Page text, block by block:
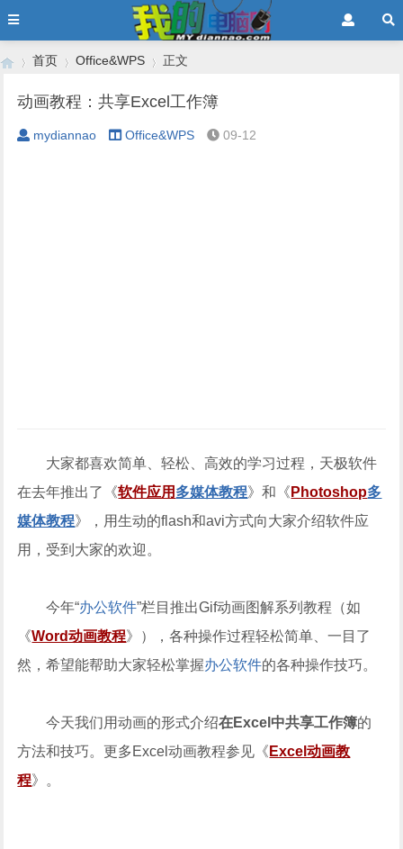
›
首页
›
Office&WPS
›
正文
动画教程：共享Excel工作簿
mydiannao Office&WPS 09-12
大家都喜欢简单、轻松、高效的学习过程，天极软件
在去年推出了《软件应用 多媒体教程》和《 Photoshop多
媒体教程》，用生动的flash和avi方式向大家介绍软件应
用，受到大家的欢迎。
今年“办公软件”栏目推出Gif动画图解系列教程（如
《Word动画教程》），各种操作过程轻松简单、一目了
然，希望能帮助大家轻松掌握办公软件的各种操作技巧。
今天我们用动画的形式介绍在Excel中共享工作簿的
方法和技巧。更多Excel动画教程参见《 Excel动画教
程》。